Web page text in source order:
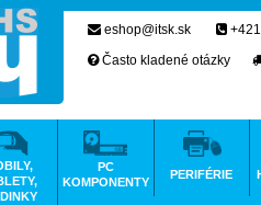
eshop@itsk.sk
Často kladené otázky
PC
KOMPONENTY
PERIFÉRIE